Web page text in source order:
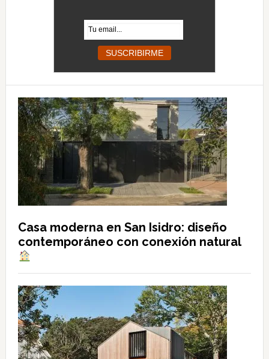
Casa moderna en San Isidro: diseño
contemporáneo con conexión natural